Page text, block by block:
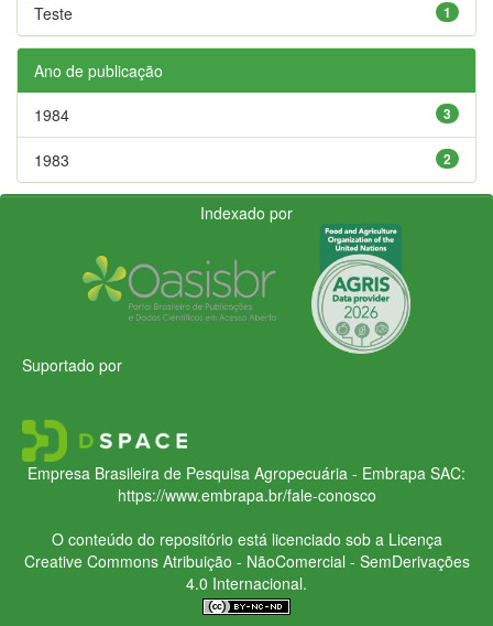
1
Teste
Ano de publicação
3
1984
2
1983
Indexado por
Suportado por
Empresa Brasileira de Pesquisa Agropecuária - Embrapa SAC:
https://www.embrapa.br/fale-conosco
O conteúdo do repositório está licenciado sob a Licença
Creative CommonsAtribuição - NãoComercial - SemDerivações
4.0 Internacional.